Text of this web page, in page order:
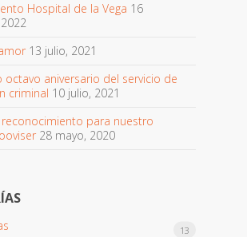
Hospital de la Vega 16
13 julio, 2021
octavo aniversario del servicio de
criminal 10 julio, 2021
para nuestro
28 mayo, 2020
13